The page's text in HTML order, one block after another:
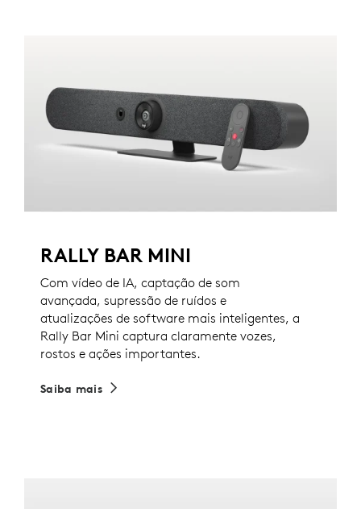
RALLY BAR MINI
Com vídeo de IA, captação de som
avançada, supressão de ruídos e
atualizações de software mais inteligentes, a
Rally Bar Mini captura claramente vozes,
rostos e ações importantes.
Saiba mais